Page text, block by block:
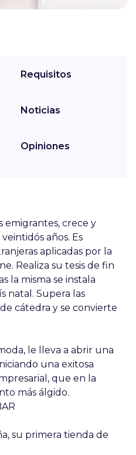
Requisitos
Noticias
Opiniones
emigrantes, crece y
años. Es
aplicadas por la
Realiza su tesis de fin
la misma se instala
natal. Supera las
cátedra y se convierte
le lleva a abrir una
una exitosa
que en la
más álgido.
su primera tienda de